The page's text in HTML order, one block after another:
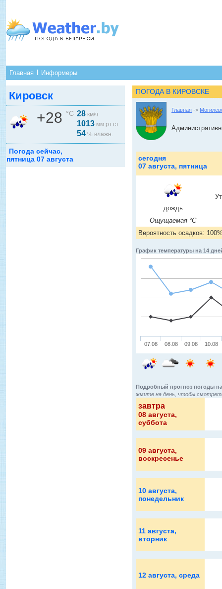
Главная Информеры
Кировск
+28 °C 28 км/ч
1013 мм рт.ст.
54 % влажн.
Погода сейчас,
пятница 07 августа
ПОГОДА В КИРОВСКЕ
Главная ->
сегодня
07 августа, пятница
дождь
Ощущаемая °C
Вероятность осадков:
График температуры на 14
07.08 08.08 09.08 10.08
Подробный прогноз погоды
жмите на день, чтобы
завтра
08 августа,
суббота
09 августа,
воскресенье
10 августа,
понедельник
11 августа,
вторник
12 августа, среда